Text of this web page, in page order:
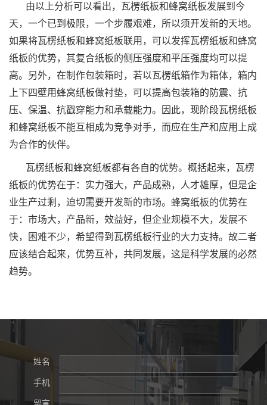
由以上分析可以看出，瓦楞纸板和蜂窝纸板发展到今
天，一个已到极限，一个步履艰难，所以须开发新的天地。
如果将瓦楞纸板和蜂窝纸板联用，可以发挥瓦楞纸板和蜂窝
纸板的优势，其复合纸板的侧压强度和平压强度均可以提
高。另外，在制作包装箱时，若以瓦楞纸箱作为箱体，箱内
上下四壁用蜂窝纸板做衬垫，可以提高包装箱的防震、抗
压、保温、抗戳穿能力和承载能力。因此，现阶段瓦楞纸板
和蜂窝纸板不能互相成为竞争对手，而应在生产和应用上成
为合作的伙伴。
瓦楞纸板和蜂窝纸板都有各自的优势。概括起来，瓦楞
纸板的优势在于：实力强大，产品成熟，人才雄厚，但是企
业生产过剩，迫切需要开发新的市场。蜂窝纸板的优势在
于：市场大，产品新，效益好，但企业规模不大，发展不
快，困难不少，希望得到瓦楞纸板行业的大力支持。故二者
应该结合起来，优势互补，共同发展，这是科学发展的必然
趋势。
姓名
手机